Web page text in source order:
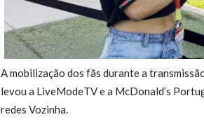
A mobilização dos fãs durante a
levou a LiveModeTV e a McDonald’s
redes Vozinha.